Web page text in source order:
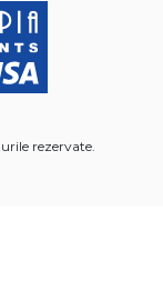
rezervate.